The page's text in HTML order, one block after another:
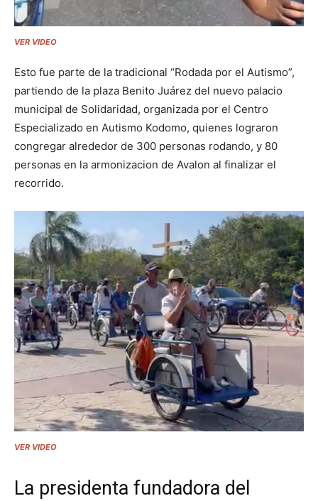
VER VIDEO
Esto fue parte de la tradicional “Rodada por el Autismo”,
partiendo de la plaza Benito Juárez del nuevo palacio
municipal de Solidaridad, organizada por el Centro
Especializado en Autismo Kodomo, quienes lograron
congregar alrededor de 300 personas rodando, y 80
personas en la armonizacion de Avalon al finalizar el
recorrido.
VER VIDEO
La presidenta fundadora del